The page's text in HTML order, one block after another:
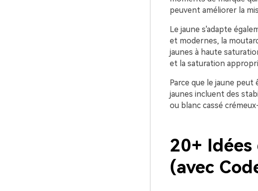
peuvent améliorer la
Le jaune s'adapte
et modernes, la
jaunes à haute
et la saturation
Parce que le jaune
jaunes incluent des
ou blanc cassé
20+
(avec